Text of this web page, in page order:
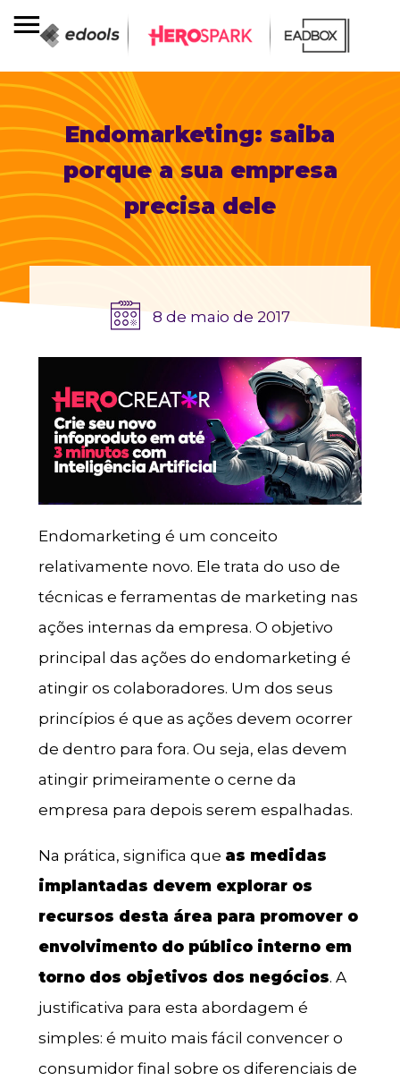
Endomarketing: saiba
porque a sua empresa
precisa dele
8 de maio de 2017
Endomarketing é um conceito
relativamente novo. Ele trata do uso de
técnicas e ferramentas de marketing nas
ações internas da empresa. O objetivo
principal das ações do endomarketing é
atingir os colaboradores. Um dos seus
princípios é que as ações devem ocorrer
de dentro para fora. Ou seja, elas devem
atingir primeiramente o cerne da
empresa para depois serem espalhadas.
Na prática, significa que as medidas
implantadas devem explorar os
recursos desta área para promover o
envolvimento do público interno em
torno dos objetivos dos negócios. A
justificativa para esta abordagem é
simples: é muito mais fácil convencer o
consumidor final sobre os diferenciais de